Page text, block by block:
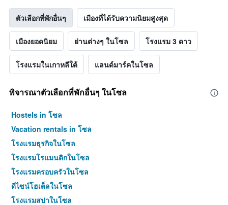
ตัวเลือกที่พักอื่นๆ เมืองที่ได้รับความนิยมสูงสุด
เมืองยอดนิยม ย่านต่างๆ ในโซล โรงแรม 3 ดาว
โรงแรมในเกาหลีใต้ แลนด์มาร์คในโซล
พิจารณาตัวเลือกที่พักอื่นๆ ในโซล
Hostels in โซล
Vacation rentals in โซล
โรงแรมธุรกิจในโซล
โรงแรมโรแมนติกในโซล
โรงแรมครอบครัวในโซล
ดีไซน์โฮเต็ลในโซล
โรงแรมสปาในโซล